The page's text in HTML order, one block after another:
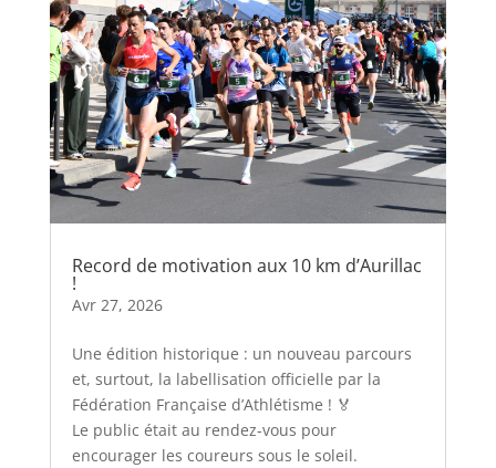
Record de motivation aux 10 km d’Aurillac
!
Avr 27, 2026
Une édition historique : un nouveau parcours
et, surtout, la labellisation officielle par la
Fédération Française d’Athlétisme ! 🏅
Le public était au rendez-vous pour
encourager les coureurs sous le soleil.